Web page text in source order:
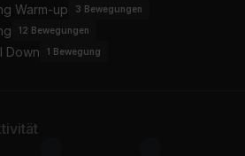
Kesha, Ke$ha
Warm-up 3 Bewegungen
12 Bewegungen
Down
1 Bewegung